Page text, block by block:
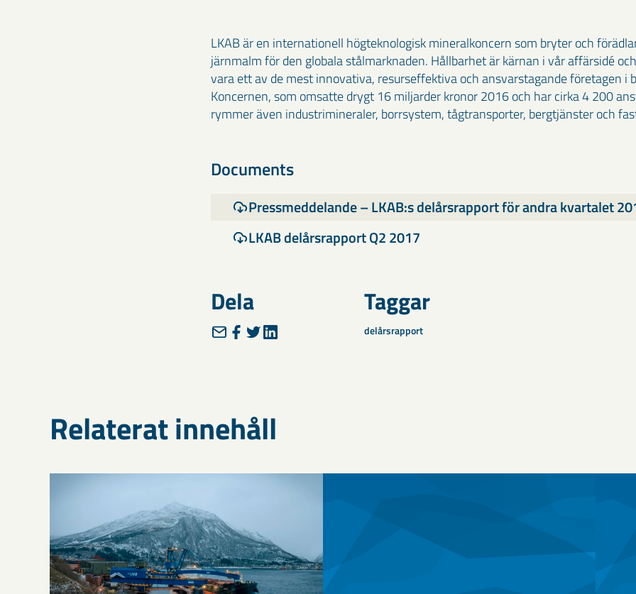
LKAB är en internationell högteknologisk mineralkoncern som bryter och
järnmalm för den globala stålmarknaden. Hållbarhet är kärnan i vår affärsidé
vara ett av de mest innovativa, resurseffektiva och ansvarstagande företagen i
Koncernen, som omsatte drygt 16 miljarder kronor 2016 och har cirka 4 200
rymmer även industrimineraler, borrsystem, tågtransporter, bergtjänster och
Documents
Pressmeddelande – LKAB:s delårsrapport för andra kvartalet
LKAB delårsrapport Q2 2017
Dela Taggar
delårsrapport
Relaterat innehåll